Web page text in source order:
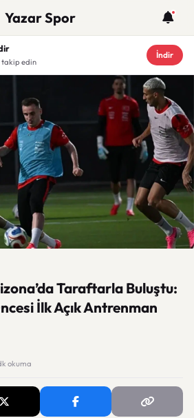
Yazar Spor
takip edin
İndir
Taraftarla Buluştu:
İlk Açık Antrenman
okuma